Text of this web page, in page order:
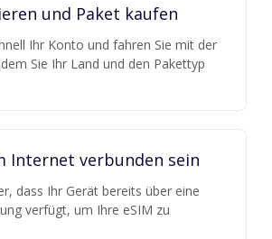
und Paket kaufen
Ihr Konto und fahren Sie mit der
Sie Ihr Land und den Pakettyp
Internet verbunden sein
dass Ihr Gerät bereits über eine
verfügt, um Ihre eSIM zu